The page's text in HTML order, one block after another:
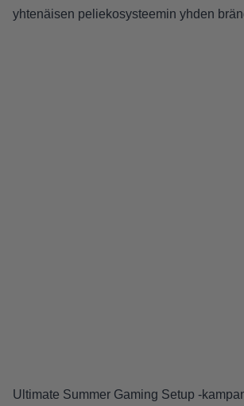
yhtenäisen peliekosysteemin yhden
Ultimate Summer Gaming Setup -